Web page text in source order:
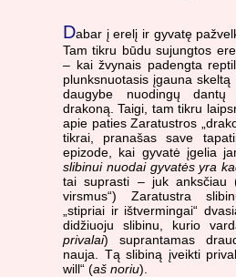
Dabar į erelį ir gyvatę
Tam tikru būdu sujungtos
– kai žvynais padengta
plunksnuotasis įgauna
daugybe nuodingų
drakoną. Taigi, tam tikru
apie paties Zaratustros
tikrai, pranašas save
epizode, kai gyvatė įgelia
slibinui nuodai gyvatės yra
tai suprasti – juk anksčiau
virsmus“) Zaratustra
„stipriai ir ištvermingai“
didžiuoju slibinu, kurio
privalai) suprantamas
nauja. Tą slibiną įveikti
will“ (aš noriu).